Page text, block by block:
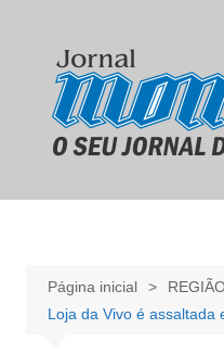
conteúdo
Página inicial
Loja da Vivo é assaltada